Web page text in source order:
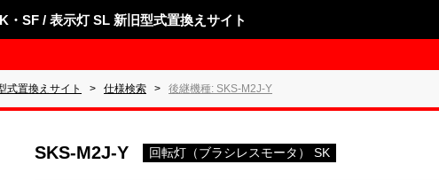
・SF / 表示灯 SL 新旧型式置換えサイト
式置換えサイト 仕様検索 後継機種: SKS-M2J-Y
SKS-M2J-Y 回転灯（ブラシレスモータ） SK